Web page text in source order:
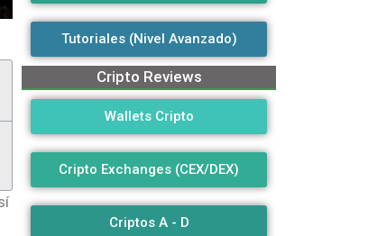
Tutoriales (Nivel Avanzado)
Cripto Reviews
Wallets Cripto
Cripto Exchanges (CEX/DEX)
Criptos A - D